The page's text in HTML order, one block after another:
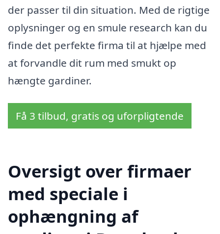
der passer til din situation. Med de rigtige
oplysninger og en smule research kan du
finde det perfekte firma til at hjælpe med
at forvandle dit rum med smukt op
hængte gardiner.
Få 3 tilbud, gratis og uforpligtende
Oversigt over firmaer
med speciale i
ophængning af